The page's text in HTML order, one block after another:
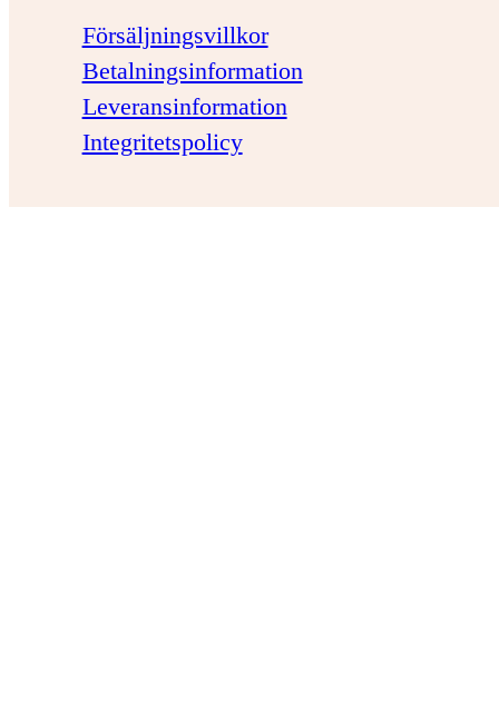
Försäljningsvillkor
Betalningsinformation
Leveransinformation
Integritetspolicy